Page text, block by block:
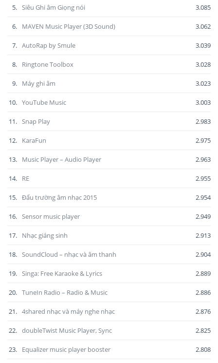
5. Siêu Ghi âm Giọng nói 3.085
6. MAVEN Music Player (3D Sound) 3.062
7. AutoRap by Smule 3.039
8. Ringtone Toolbox 3.028
9. Máy ghi âm 3.023
10. YouTube Music 3.003
11. Snap Play 2.983
12. KaraFun 2.975
13. Music Player – Audio Player 2.963
14. RE 2.955
15. Đấu trường âm nhạc 2015 2.954
16. Sensor music player 2.949
17. Nhạc giáng sinh 2.913
18. SoundCloud – nhạc và âm thanh 2.904
19. Singa: Free Karaoke & Lyrics 2.889
20. TuneIn Radio – Radio & Music 2.886
21. 4shared nhạc và máy nghe nhạc 2.876
22. doubleTwist Music Player, Sync 2.825
23. Equalizer music player booster 2.808